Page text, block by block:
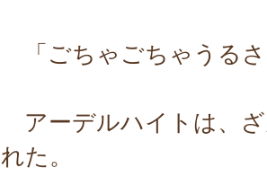
「ごちゃごちゃうる
アーデルハイトは、
れた。